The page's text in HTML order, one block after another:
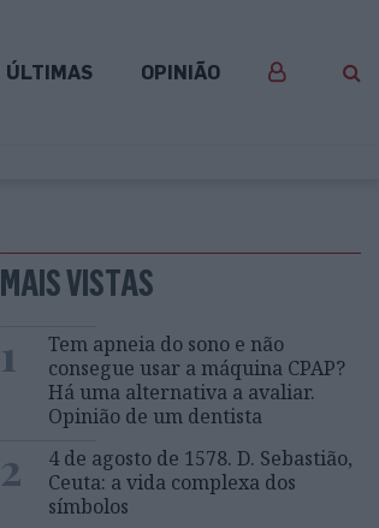
ÚLTIMAS OPINIÃO
MAIS VISTAS
1
Tem apneia do sono e não
consegue usar a máquina CPAP?
Há uma alternativa a avaliar.
Opinião de um dentista
2
4 de agosto de 1578. D. Sebastião,
Ceuta: a vida complexa dos
símbolos